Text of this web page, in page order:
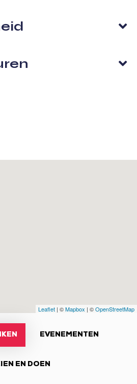
Leaflet | ©Mapbox | ©OpenStreetMap
EVENEMENTEN
EN DOEN